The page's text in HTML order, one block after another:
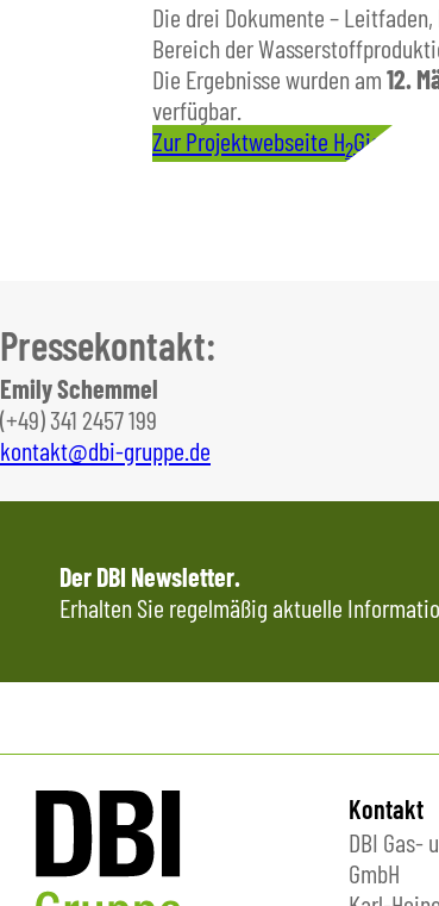
Die drei Dokumente –
Bereich der
Die Ergebnisse wurden am12.
verfügbar.
Zur Projektwebseite H2Giga
Pressekontakt:
Emily Schemmel
(+49) 341 2457 199
kontakt@dbi-gruppe.de
Der DBI Newsletter.
Erhalten Sie regelmäßig aktuelle
Kontakt
DBI Gas-
GmbH